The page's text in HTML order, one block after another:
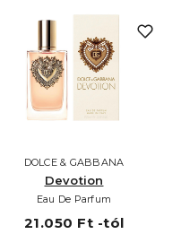
DOLCE & GABBANA
Devotion
Eau De Parfum
21.050 Ft -tól